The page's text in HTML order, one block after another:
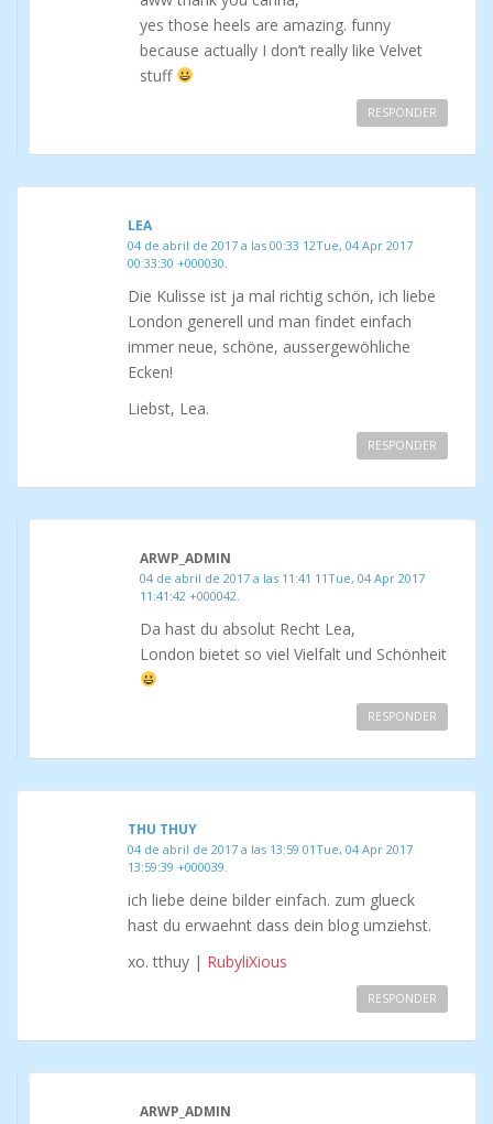
yes those heels are amazing. funny
because actually I don’t really like Velvet
stuff
RESPONDER
LEA
04 de abril de 2017 a las 00:33 12Tue, 04 Apr 2017
00:33:30 +000030.
Die Kulisse ist ja mal richtig schön, ich liebe
London generell und man findet einfach
immer neue, schöne, aussergewöhliche
Ecken!
Liebst, Lea.
RESPONDER
ARWP_ADMIN
04 de abril de 2017 a las 11:41 11Tue, 04 Apr 2017
11:41:42 +000042.
Da hast du absolut Recht Lea,
London bietet so viel Vielfalt und Schönheit
RESPONDER
THU THUY
04 de abril de 2017 a las 13:59 01Tue, 04 Apr 2017
13:59:39 +000039.
ich liebe deine bilder einfach. zum glueck
hast du erwaehnt dass dein blog umziehst.
xo. tthuy | RubyliXious
RESPONDER
ARWP_ADMIN